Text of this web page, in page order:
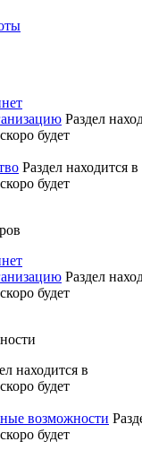
Раздел
будет
Раздел находится в
будет
Раздел
будет
находится в
будет
возможности
будет